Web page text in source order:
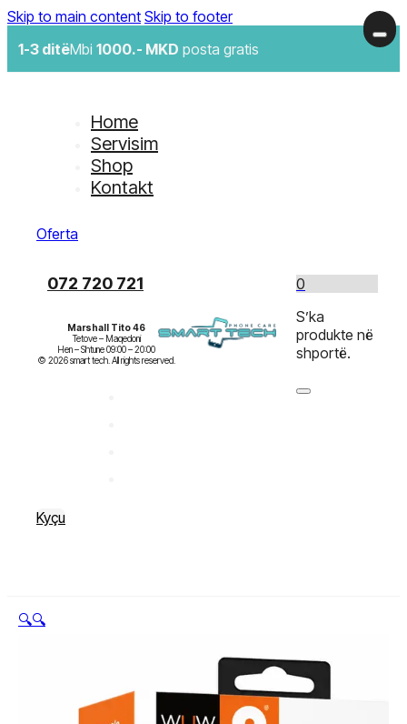
Skip to main content Skip to footer
1-3 ditëMbi 1000.- MKD posta gratis
Home
Servisim
Shop
Kontakt
Oferta
072 720 721
Marshall Tito 46
Tetove – Maqedoni
Hen – Shtune 09:00 – 20:00
Kyçu
0
S’ka
produkte në
shportë.
🔍🔍